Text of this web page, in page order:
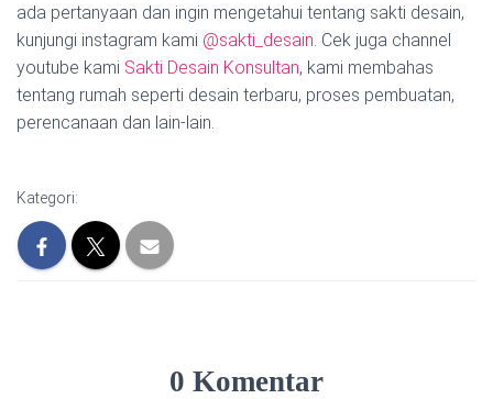
ada pertanyaan dan ingin mengetahui tentang sakti desain,
kunjungi instagram kami @sakti_desain . Cek juga channel
youtube kami Sakti Desain Konsultan, kami membahas
tentang rumah seperti desain terbaru, proses pembuatan,
perencanaan dan lain-lain.
Kategori:
0 Komentar